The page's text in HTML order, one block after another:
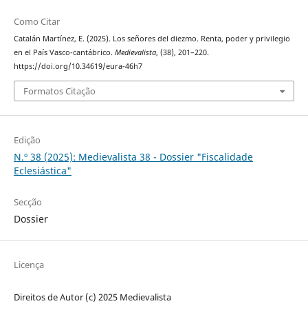
Como Citar
Catalán Martínez, E. (2025). Los señores del diezmo. Renta, poder y privilegio
en el País Vasco-cantábrico. Medievalista, (38), 201–220.
https://doi.org/10.34619/eura-46h7
Formatos Citação
Edição
N.º 38 (2025): Medievalista 38 - Dossier "Fiscalidade
Eclesiástica"
Secção
Dossier
Licença
Direitos de Autor (c) 2025 Medievalista